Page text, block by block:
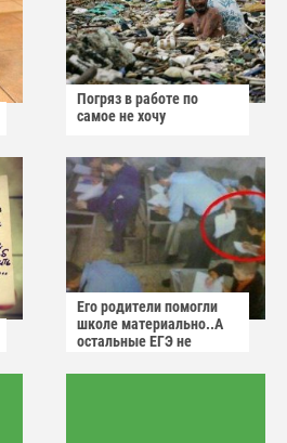
Погряз в работе по
самое не хочу
Его родители помогли
школе материально..А
остальные ЕГЭ не